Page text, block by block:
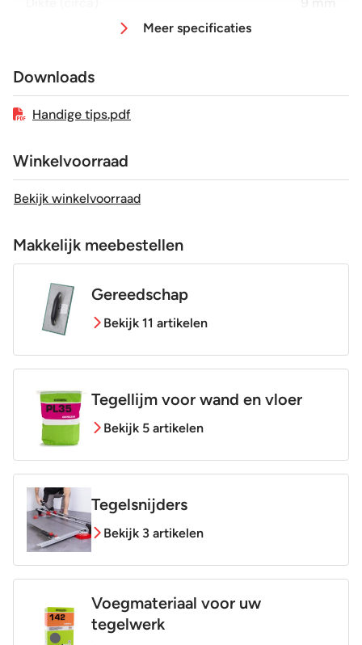
Antislipwaarde R9
Gerectificeerd
Vorstbestendig
Sortering
Craquelé
Meer specificaties
Downloads
Handige tips.pdf
Winkelvoorraad
Bekijk winkelvoorraad
Makkelijk meebestellen
Gereedschap
Bekijk 11 artikelen
Tegellijm voor wand en vloer
Bekijk 5 artikelen
Tegelsnijders
Bekijk 3 artikelen
Voegmateriaal voor uw
tegelwerk